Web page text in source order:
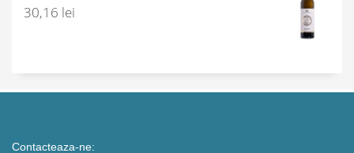
30,16 lei
Contacteaza-ne: